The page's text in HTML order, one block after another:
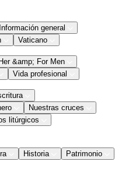
Información general
Vaticano
&amp; For Men
Vida profesional
Nuestras cruces
litúrgicos
Historia
Patrimonio